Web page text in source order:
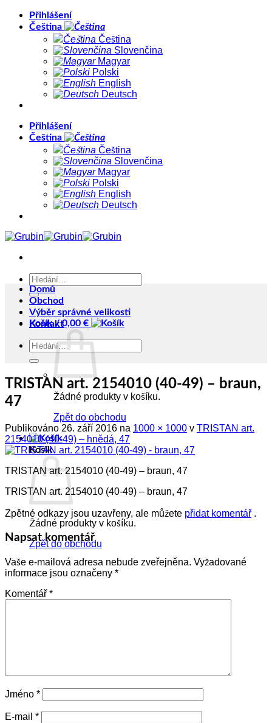
PřeskočitPřihlášení
Čeština
Čeština
Slovenčina
Magyar
Polski
English
Deutsch
Přihlášení
Čeština
Čeština
Slovenčina
Magyar
Polski
English
Deutsch
Hledat:
Košík /0,00 €
Žádné produkty v košíku.
Zpět do obchodu
Košík
Žádné produkty v košíku.
Zpět do obchodu
Domů
Obchod
Výběr správné velikosti
Kontakt
Hledat:
TRISTAN art. 2154010 (40-49) – braun,
47
Publikováno 26. září 2016 na 1000 × 1000 v TRISTAN art.
2154010 (40-49) – hnědá, 47
TRISTAN art. 2154010 (40-49) – braun, 47
TRISTAN art. 2154010 (40-49) – braun, 47
Zpětné odkazy jsou uzavřeny, ale můžete přidat komentář .
Napsat komentář
Vaše e-mailová adresa nebude zveřejněna. Vyžadované
informace jsou označeny *
Komentář *
Jméno *
E-mail *